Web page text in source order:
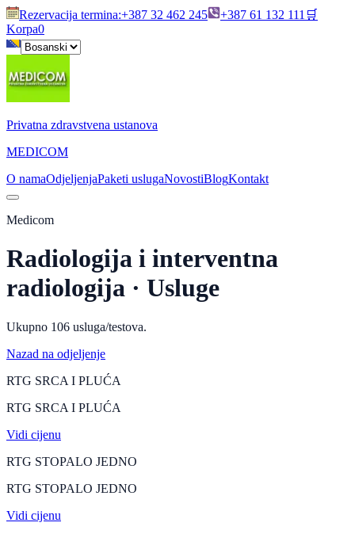
Rezervacija termina:+387 32 462 245 +387 61 132 111 🛒
Korpa0
Privatna zdravstvena ustanova
MEDICOM
O namaOdjeljenjaPaketi uslugaNovostiBlogKontakt
Medicom
Radiologija i interventna
radiologija · Usluge
Ukupno 106 usluga/testova.
Nazad na odjeljenje
RTG SRCA I PLUĆA
RTG SRCA I PLUĆA
Vidi cijenu
RTG STOPALO JEDNO
RTG STOPALO JEDNO
Vidi cijenu